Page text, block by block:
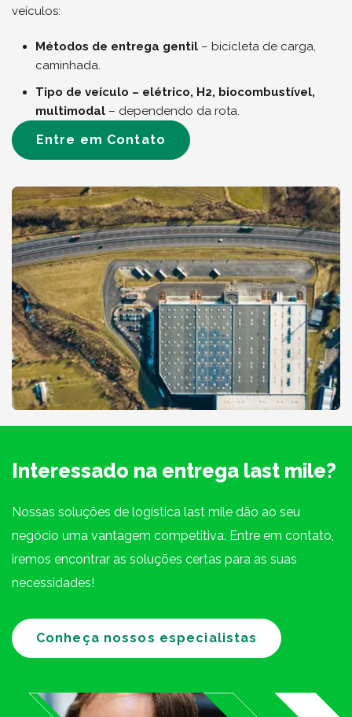
veículos:
Métodos de entrega gentil – bicicleta de carga,
caminhada.
Tipo de veículo – elétrico, H2, biocombustível,
multimodal – dependendo da rota.
Entre em Contato
Interessado na entrega last mile?
Nossas soluções de logística last mile dão ao seu
negócio uma vantagem competitiva. Entre em contato,
iremos encontrar as soluções certas para as suas
necessidades!
Conheça nossos especialistas